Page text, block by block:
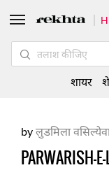
byलुडमिला
PARWARISH-
शायर